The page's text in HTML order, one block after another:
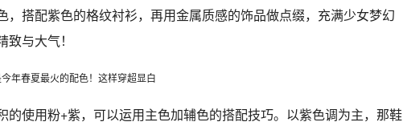
，搭配紫色的格纹衬衫，再用金属质感的饰品做点缀，充满少女梦幻
与大气！
的使用粉+紫，可以运用主色加辅色的搭配技巧。以紫色调为主，那鞋